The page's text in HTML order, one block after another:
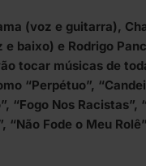
(voz e guitarra),
e baixo) e Rodrigo
tocar músicas de
“Perpétuo”,
“Fogo Nos Racistas”,
“Não Fode o Meu